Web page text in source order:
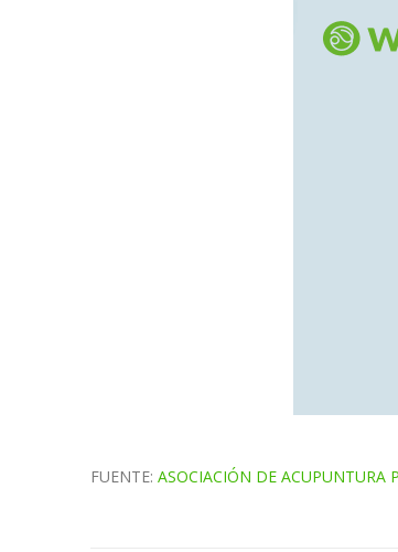
FUENTE: ASOCIACIÓN DE ACUPUNTURA